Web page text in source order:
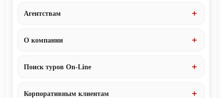
Агентствам
О компании
Поиск туров On-Line
Корпоративным клиентам